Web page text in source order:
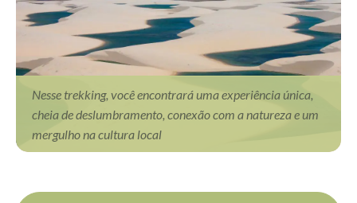
Nesse trekking, você encontrará uma experiência única,
cheia de deslumbramento, conexão com a natureza e um
mergulho na cultura local